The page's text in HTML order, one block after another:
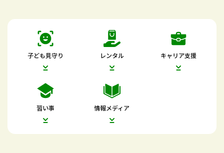
子ども見守り レンタル キャリア支援
習い事 情報メディア